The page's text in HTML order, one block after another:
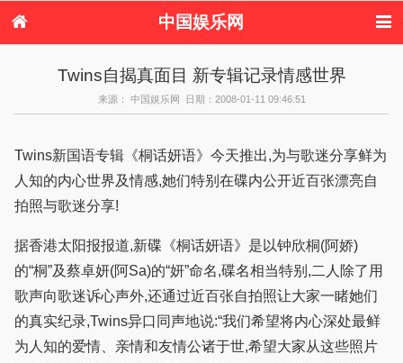
中国娱乐网
港台娱乐
日本娱乐 韩国娱乐
欧美娱乐
音乐新闻 影视新闻
内地明星八卦
八卦
Twins自揭真面目 新专辑记录情感世界
来源： 中国娱乐网 日期：2008-01-11 09:46:51
Twins新国语专辑《桐话妍语》今天推出,为与歌迷分享鲜为
人知的内心世界及情感,她们特别在碟内公开近百张漂亮自
拍照与歌迷分享!
据香港太阳报报道,新碟《桐话妍语》是以钟欣桐(阿娇)
的“桐”及蔡卓妍(阿Sa)的“妍”命名,碟名相当特别,二人除了用
歌声向歌迷诉心声外,还通过近百张自拍照让大家一睹她们
的真实纪录,Twins异口同声地说:“我们希望将内心深处最鲜
为人知的爱情、亲情和友情公诸于世,希望大家从这些照片